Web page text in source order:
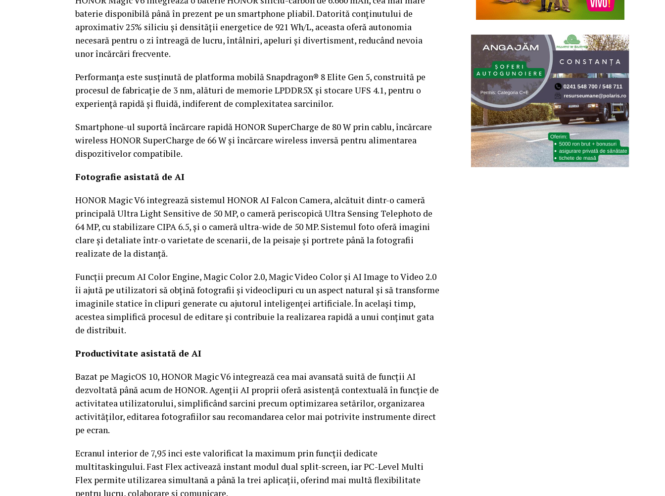
baterie disponibilă până în prezent pe un smartphone pliabil. Datorită conținutului de
aproximativ 25% siliciu și densității energetice de 921 Wh/L, aceasta oferă autonomia
necesară pentru o zi întreagă de lucru, întâlniri, apeluri și divertisment, reducând nevoia
unor încărcări frecvente.
Performanța este susținută de platforma mobilă Snapdragon® 8 Elite Gen 5, construită pe
procesul de fabricație de 3 nm, alături de memorie LPDDR5X și stocare UFS 4.1, pentru o
experiență rapidă și fluidă, indiferent de complexitatea sarcinilor.
Smartphone-ul suportă încărcare rapidă HONOR SuperCharge de 80 W prin cablu, încărcare
wireless HONOR SuperCharge de 66 W și încărcare wireless inversă pentru alimentarea
dispozitivelor compatibile.
Fotografie asistată de AI
HONOR Magic V6 integrează sistemul HONOR AI Falcon Camera, alcătuit dintr-o cameră
principală Ultra Light Sensitive de 50 MP, o cameră periscopică Ultra Sensing Telephoto de
64 MP, cu stabilizare CIPA 6.5, și o cameră ultra-wide de 50 MP. Sistemul foto oferă imagini
clare și detaliate într-o varietate de scenarii, de la peisaje și portrete până la fotografii
realizate de la distanță.
Funcții precum AI Color Engine, Magic Color 2.0, Magic Video Color și AI Image to Video 2.0
îi ajută pe utilizatori să obțină fotografii și videoclipuri cu un aspect natural și să transforme
imaginile statice în clipuri generate cu ajutorul inteligenței artificiale. În același timp,
acestea simplifică procesul de editare și contribuie la realizarea rapidă a unui conținut gata
de distribuit.
Productivitate asistată de AI
Bazat pe MagicOS 10, HONOR Magic V6 integrează cea mai avansată suită de funcții AI
dezvoltată până acum de HONOR. Agenții AI proprii oferă asistență contextuală în funcție de
activitatea utilizatorului, simplificând sarcini precum optimizarea setărilor, organizarea
activităților, editarea fotografiilor sau recomandarea celor mai potrivite instrumente direct
pe ecran.
Ecranul interior de 7,95 inci este valorificat la maximum prin funcții dedicate
multitaskingului. Fast Flex activează instant modul dual split-screen, iar PC-Level Multi
Flex permite utilizarea simultană a până la trei aplicații, oferind mai multă flexibilitate
pentru lucru, colaborare și comunicare.